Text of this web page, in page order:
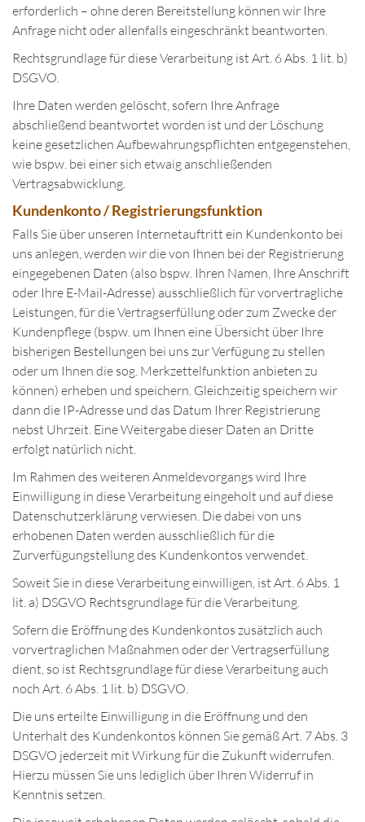
erforderlich – ohne deren Bereitstellung können wir Ihre
Anfrage nicht oder allenfalls eingeschränkt beantworten.
Rechtsgrundlage für diese Verarbeitung ist Art. 6 Abs. 1 lit. b)
DSGVO.
Ihre Daten werden gelöscht, sofern Ihre Anfrage
abschließend beantwortet worden ist und der Löschung
keine gesetzlichen Aufbewahrungspflichten entgegenstehen,
wie bspw. bei einer sich etwaig anschließenden
Vertragsabwicklung.
Kundenkonto / Registrierungsfunktion
Falls Sie über unseren Internetauftritt ein Kundenkonto bei
uns anlegen, werden wir die von Ihnen bei der Registrierung
eingegebenen Daten (also bspw. Ihren Namen, Ihre Anschrift
oder Ihre E-Mail-Adresse) ausschließlich für vorvertragliche
Leistungen, für die Vertragserfüllung oder zum Zwecke der
Kundenpflege (bspw. um Ihnen eine Übersicht über Ihre
bisherigen Bestellungen bei uns zur Verfügung zu stellen
oder um Ihnen die sog. Merkzettelfunktion anbieten zu
können) erheben und speichern. Gleichzeitig speichern wir
dann die IP-Adresse und das Datum Ihrer Registrierung
nebst Uhrzeit. Eine Weitergabe dieser Daten an Dritte
erfolgt natürlich nicht.
Im Rahmen des weiteren Anmeldevorgangs wird Ihre
Einwilligung in diese Verarbeitung eingeholt und auf diese
Datenschutzerklärung verwiesen. Die dabei von uns
erhobenen Daten werden ausschließlich für die
Zurverfügungstellung des Kundenkontos verwendet.
Soweit Sie in diese Verarbeitung einwilligen, ist Art. 6 Abs. 1
lit. a) DSGVO Rechtsgrundlage für die Verarbeitung.
Sofern die Eröffnung des Kundenkontos zusätzlich auch
vorvertraglichen Maßnahmen oder der Vertragserfüllung
dient, so ist Rechtsgrundlage für diese Verarbeitung auch
noch Art. 6 Abs. 1 lit. b) DSGVO.
Die uns erteilte Einwilligung in die Eröffnung und den
Unterhalt des Kundenkontos können Sie gemäß Art. 7 Abs. 3
DSGVO jederzeit mit Wirkung für die Zukunft widerrufen.
Hierzu müssen Sie uns lediglich über Ihren Widerruf in
Kenntnis setzen.